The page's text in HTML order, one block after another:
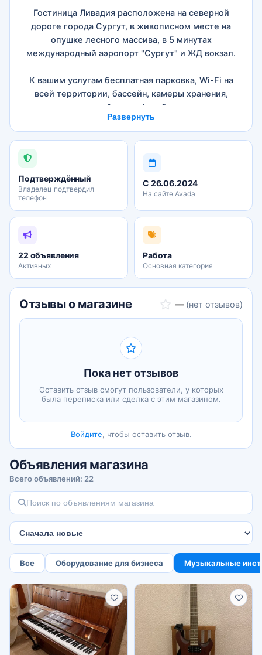
Гостиница Ливадия расположена на северной
дороге города Сургут, в живописном месте на
опушке лесного массива, в 5 минутах
международный аэропорт "Сургут" и ЖД вокзал.
К вашим услугам бесплатная парковка, Wi-Fi на
всей территории, бассейн, камеры хранения,
услуги прачечной, трансфер, бар, две сауны,
финская и турецкая парные, зоны отдыха и караоке,
ресторан, банкетный зал, спортзал
За дополнительную плату в нашей гостинице
разрешено пребывание с домашними животными
Развернуть
Подтверждённый
Владелец подтвердил
телефон
С 26.06.2024
На сайте Avada
22 объявления
Активных
Работа
Основная категория
Отзывы о магазине — (нет отзывов)
Пока нет отзывов
Оставить отзыв смогут пользователи, у которых
была переписка или сделка с этим магазином.
Войдите, чтобы оставить отзыв.
Объявления магазина
Всего объявлений: 22
Все Оборудование для бизнеса Музыкальные